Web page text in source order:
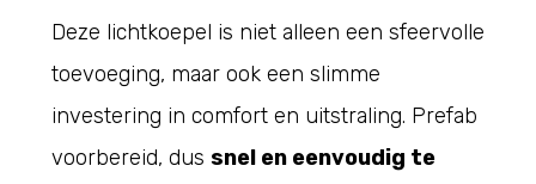
Deze lichtkoepel is niet alleen een sfeervolle
toevoeging, maar ook een slimme
investering in comfort en uitstraling. Prefab
voorbereid, dus snel en eenvoudig te